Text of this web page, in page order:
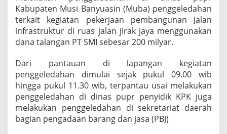
b
a
i
G
l
e
d
a
h
K
a
n
Kabupaten Musi Banyuasin (Muba) penggeledahan
terkait kegiatan pekerjaan pembangunan Jalan
infrastruktur di ruas jalan jirak jaya menggunakan
dana talangan PT SMI sebesar 200 milyar.
Dari pantauan di lapangan kegiatan
penggeledahan dimulai sejak pukul 09.00 wib
hingga pukul 11.30 wib, terpantau usai melakukan
penggeledahan di dinas pupr penyidik KPK juga
melakukan penggeledahan di sekretariat daerah
bagian pengadaan barang dan jasa (PBJ)